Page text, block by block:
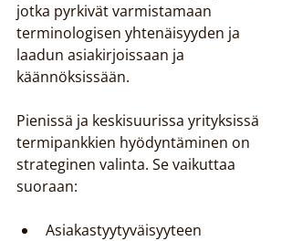
jotka pyrkivät varmistamaan
terminologisen yhtenäisyyden ja
laadun asiakirjoissaan ja
käännöksissään.
Pienissä ja keskisuurissa yrityksissä
termipankkien hyödyntäminen on
strateginen valinta. Se vaikuttaa
suoraan:
Asiakastyytyväisyyteen